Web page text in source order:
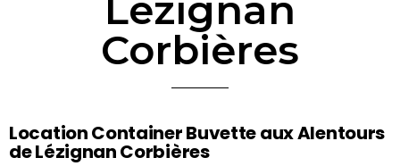
Corbières
Location Container Buvette aux Alentours
de Lézignan Corbières